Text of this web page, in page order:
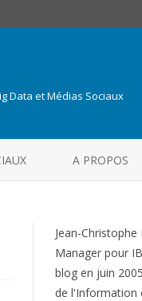
Data et Médias Sociaux
A PROPOS
Jean-
Manager pour
blog en juin
de l'Information